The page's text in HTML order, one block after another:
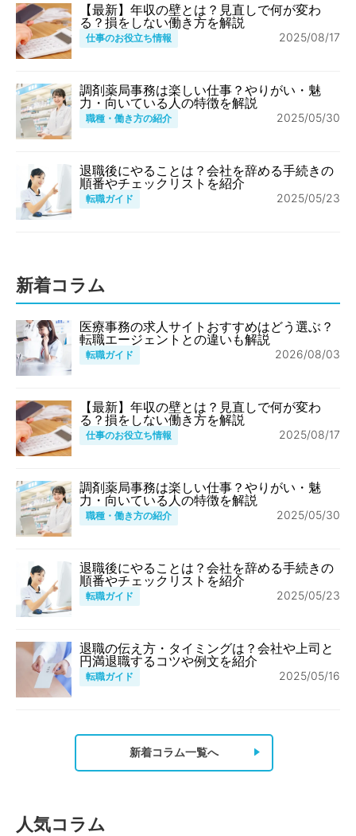
【最新】年収の壁とは？見直しで何が変わ
る？損をしない働き方を解説
仕事のお役立ち情報 2025/08/17
調剤薬局事務は楽しい仕事？やりがい・魅
力・向いている人の特徴を解説
職種・働き方の紹介 2025/05/30
退職後にやることは？会社を辞める手続きの
順番やチェックリストを紹介
転職ガイド 2025/05/23
新着コラム
医療事務の求人サイトおすすめはどう選ぶ？
転職エージェントとの違いも解説
転職ガイド 2026/08/03
【最新】年収の壁とは？見直しで何が変わ
る？損をしない働き方を解説
仕事のお役立ち情報 2025/08/17
調剤薬局事務は楽しい仕事？やりがい・魅
力・向いている人の特徴を解説
職種・働き方の紹介 2025/05/30
退職後にやることは？会社を辞める手続きの
順番やチェックリストを紹介
転職ガイド 2025/05/23
退職の伝え方・タイミングは？会社や上司と
円満退職するコツや例文を紹介
転職ガイド 2025/05/16
新着コラム一覧へ
人気コラム